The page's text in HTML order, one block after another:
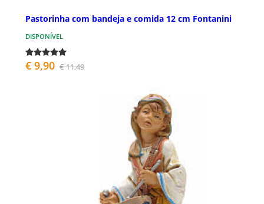
Pastorinha com bandeja e comida 12 cm Fontanini
DISPONÍVEL
€ 9,90 € 11,49